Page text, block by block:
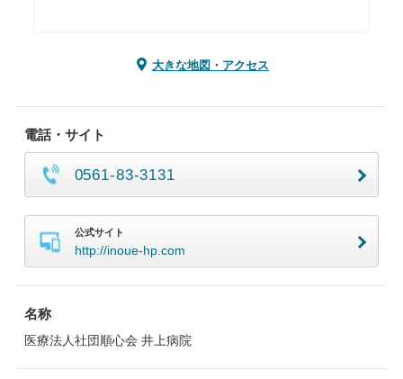
大きな地図・アクセス
電話・サイト
0561-83-3131
公式サイト
http://inoue-hp.com
名称
医療法人社団順心会 井上病院